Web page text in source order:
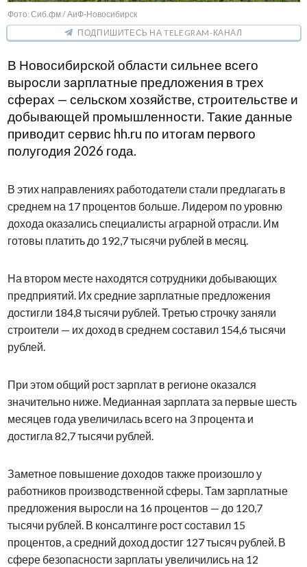
Фото: Сиб.фм / АиФ-Новосибирск
ПОДПИШИТЕСЬ НА TELEGRAM-КАНАЛ
В Новосибирской области сильнее всего
выросли зарплатные предложения в трех
сферах — сельском хозяйстве, строительстве и
добывающей промышленности. Такие данные
приводит сервис hh.ru по итогам первого
полугодия 2026 года.
В этих направлениях работодатели стали предлагать в
среднем на 17 процентов больше. Лидером по уровню
дохода оказались специалисты аграрной отрасли. Им
готовы платить до 192,7 тысячи рублей в месяц.
На втором месте находятся сотрудники добывающих
предприятий. Их средние зарплатные предложения
достигли 184,8 тысячи рублей. Третью строчку заняли
строители — их доход в среднем составил 154,6 тысячи
рублей.
При этом общий рост зарплат в регионе оказался
значительно ниже. Медианная зарплата за первые шесть
месяцев года увеличилась всего на 3 процента и
достигла 82,7 тысячи рублей.
Заметное повышение доходов также произошло у
работников производственной сферы. Там зарплатные
предложения выросли на 16 процентов — до 120,7
тысячи рублей. В консалтинге рост составил 15
процентов, а средний доход достиг 127 тысяч рублей. В
сфере безопасности зарплаты увеличились на 12